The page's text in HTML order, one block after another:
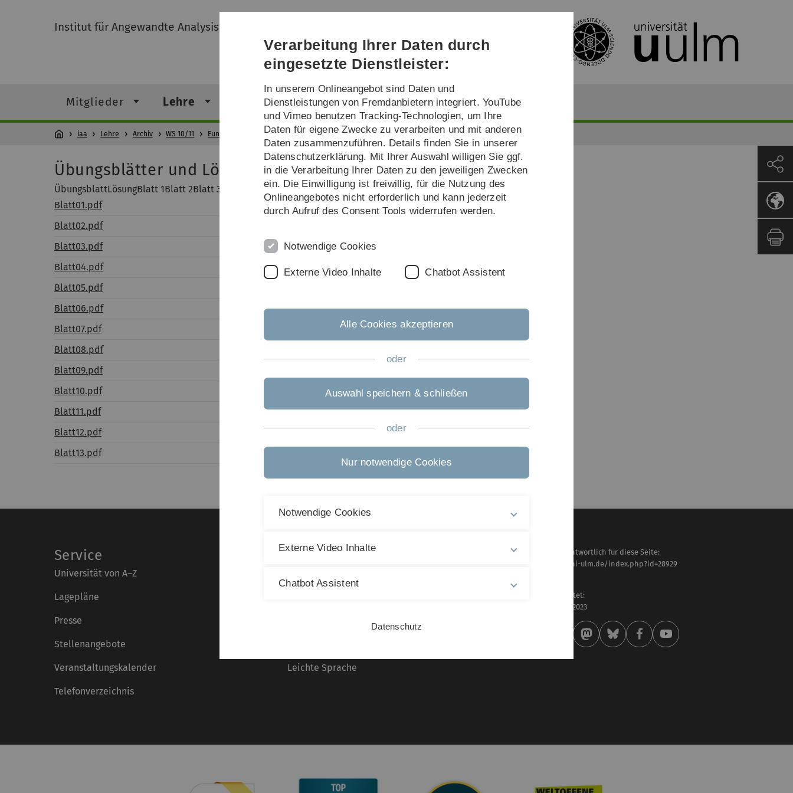
Direkt
Direkt
Direkt
(Sprache,
Drucken,
Social
Direkt
Direkt
Institut für Angewandte Analysis
Mitglieder Lehre Forschung Fakultät
iaa Lehre Archiv WS 10/11 Funktionalanalysis Übungsblätter
Übungsblätter und Lösungen
ÜbungsblattLösungBlatt 1Blatt 2Blatt 3Blatt 4Blatt 5Blatt 6Blatt 7Blatt 8Blatt 9Blatt 10Blatt 11Blatt 12Blatt 13
Blatt01.pdf
Blatt01sol.pdf
Blatt02.pdf
Blatt03.pdf
Blatt03sol.pdf
Blatt04.pdf
Blatt04sol.pdf
Blatt05.pdf
Blatt06.pdf
Blatt06sol.pdf
Blatt07.pdf
Blatt07sol.pdf
Blatt08.pdf
Blatt09.pdf
Blatt10.pdf
Blatt10sol.pdf
Blatt11.pdf
Blatt11sol.pdf
Blatt12.pdf
Blatt12sol.pdf
Blatt13.pdf
Service
Universität von A–Z
Lagepläne
Presse
Stellenangebote
Veranstaltungskalender
Telefonverzeichnis
Rechtliche Hinweise
Leichte Sprache
Inhaltlich verantwortlich für diese Seite:
https://www.uni-ulm.de/index.php?id=28929
Zuletzt bearbeitet:
15 . September 2023
Verarbeitung Ihrer Daten durch
eingesetzte Dienstleister:
In unserem Onlineangebot sind Daten und
Dienstleistungen von Fremdanbietern integriert. YouTube
und Vimeo benutzen Tracking-Technologien, um Ihre
Daten für eigene Zwecke zu verarbeiten und mit anderen
Daten zusammenzuführen. Details finden Sie in unserer
Datenschutzerklärung. Mit Ihrer Auswahl willigen Sie ggf.
in die Verarbeitung Ihrer Daten zu den jeweiligen Zwecken
ein. Die Einwilligung ist freiwillig, für die Nutzung des
Onlineangebotes nicht erforderlich und kann jederzeit
durch Aufruf des Consent Tools widerrufen werden.
Notwendige Cookies
Externe Video Inhalte Chatbot Assistent
Alle Cookies akzeptieren
oder
Auswahl speichern & schließen
oder
Nur notwendige Cookies
Notwendige Cookies
Externe Video Inhalte
Chatbot Assistent
Datenschutz